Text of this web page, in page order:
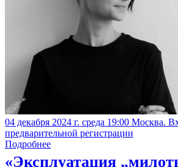
04 декабря 2024 г. среда 19:00 Москва.
предварительной регистрации
Подробнее
«Эксплуатация